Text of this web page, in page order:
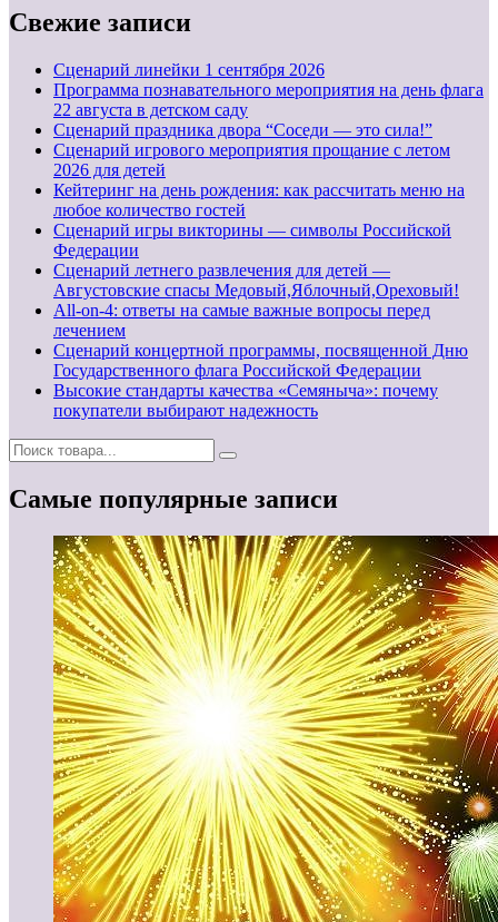
Свежие записи
Cценарий линейки 1 сентября 2026
Программа познавательного мероприятия на день флага
22 августа в детском саду
Сценарий праздника двора “Соседи — это сила!”
Сценарий игрового мероприятия прощание с летом
2026 для детей
Кейтеринг на день рождения: как рассчитать меню на
любое количество гостей
Сценарий игры викторины — символы Российской
Федерации
Сценарий летнего развлечения для детей —
Августовские спасы Медовый,Яблочный,Ореховый!
All-on-4: ответы на самые важные вопросы перед
лечением
Сценарий концертной программы, посвященной Дню
Государственного флага Российской Федерации
Высокие стандарты качества «Семяныча»: почему
покупатели выбирают надежность
Самые популярные записи